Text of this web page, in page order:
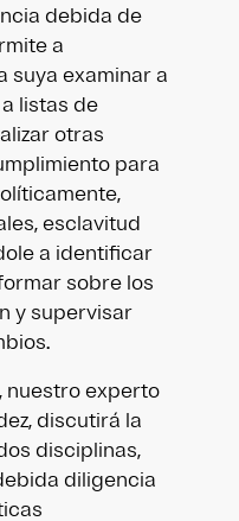
debida de
a
suya examinar a
listas de
otras
para
esclavitud
a identificar
sobre los
y supervisar
nuestro experto
discutirá la
disciplinas,
diligencia